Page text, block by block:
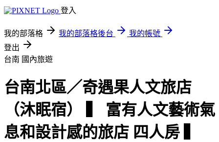
登入
我的部落格 我的部落格後台
我的帳號
登出
台南 國內旅遊
台南北區／奇遇果人文旅店
（沐眠宿） ▍ 富有人文藝術氣
息和設計感的旅店 四人房 ▍